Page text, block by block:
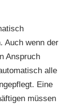
Auch wenn der
Anspruch
alle
Eine
müssen